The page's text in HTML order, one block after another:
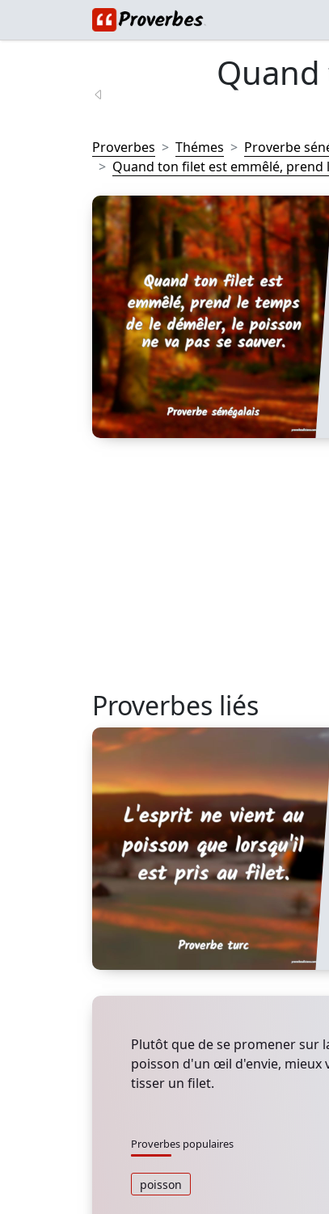
Proverbes Thémes
Proverbe
Quand ton filet est emmêlé, prend
Proverbes liés
Plutôt que de se promener sur
poisson d'un œil d'envie, mieux
tisser un filet.
Proverbes populaires
poisson